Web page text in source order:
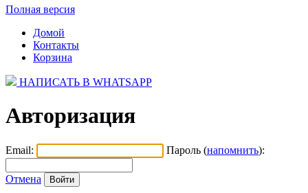
Полная версия
Домой
Контакты
Корзина
НАПИСАТЬ В WHATSAPP
Авторизация
Email: Пароль (напомнить):
Отмена